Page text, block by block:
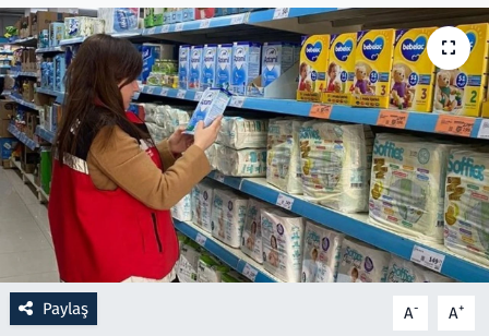
Paylaş A- A+
Ramazan
Resmi İlanlar
Rüya Tabirleri
Sağlık
Savunma Sanayi
Seçim 2023